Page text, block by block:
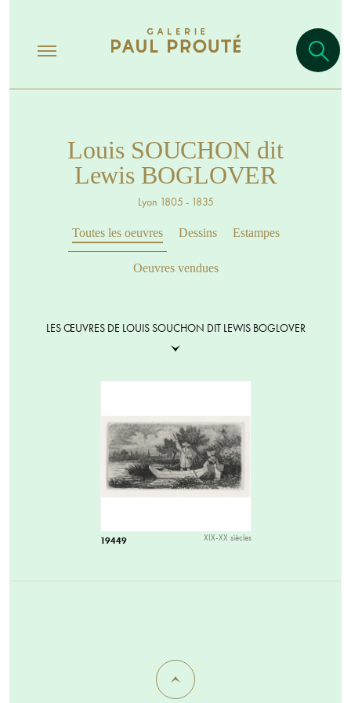
Louis SOUCHON dit
Lewis BOGLOVER
Lyon 1805 - 1835
Toutes les oeuvres Dessins Estampes
Oeuvres vendues
LES ŒUVRES DE LOUIS SOUCHON DIT LEWIS BOGLOVER
19449 XIX-XX siècles